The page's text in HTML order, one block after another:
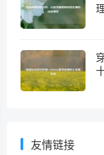
友情链接